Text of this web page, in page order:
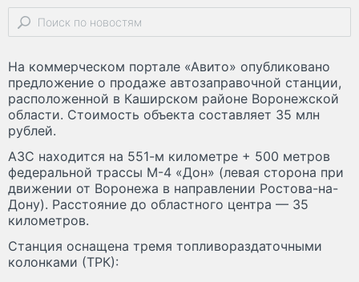
На коммерческом портале «Авито» опубликовано
предложение о продаже автозаправочной станции,
расположенной в Каширском районе Воронежской
области. Стоимость объекта составляет 35 млн
рублей.
АЗС находится на 551-м километре + 500 метров
федеральной трассы М-4 «Дон» (левая сторона при
движении от Воронежа в направлении Ростова-на-
Дону). Расстояние до областного центра — 35
километров.
Станция оснащена тремя топливораздаточными
колонками (ТРК):